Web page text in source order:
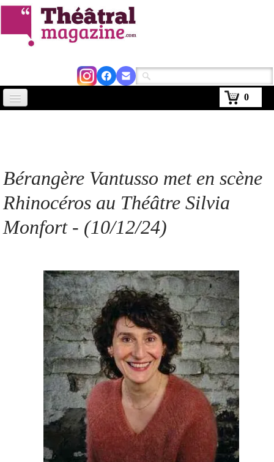
0
Kiosque
Se connecter
Bérangère Vantusso met en scène
Rhinocéros au Théâtre Silvia
Monfort - (10/12/24)